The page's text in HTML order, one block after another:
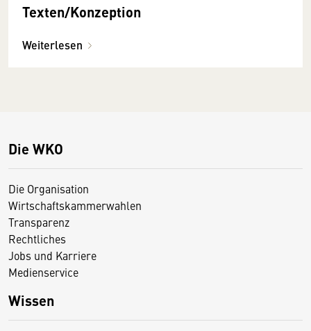
Texten/Konzeption
Weiterlesen
Die WKO
Die Organisation
Wirtschaftskammerwahlen
Transparenz
Rechtliches
Jobs und Karriere
Medienservice
Wissen